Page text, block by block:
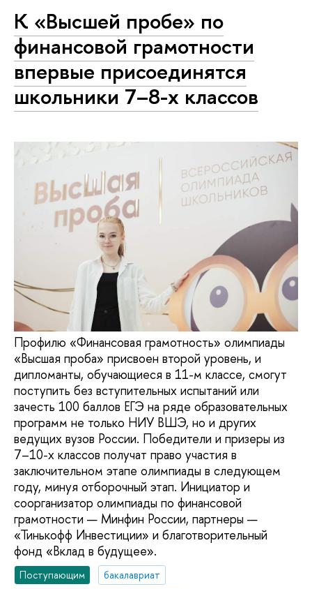
К «Высшей пробе» по
финансовой грамотности
впервые присоединятся
школьники 7–8-х классов
Профилю «Финансовая грамотность» олимпиады
«Высшая проба» присвоен второй уровень, и
дипломанты, обучающиеся в 11-м классе, смогут
поступить без вступительных испытаний или
зачесть 100 баллов ЕГЭ на ряде образовательных
программ не только НИУ ВШЭ, но и других
ведущих вузов России. Победители и призеры из
7–10-х классов получат право участия в
заключительном этапе олимпиады в следующем
году, минуя отборочный этап. Инициатор и
соорганизатор олимпиады по финансовой
грамотности — Минфин России, партнеры —
«Тинькофф Инвестиции» и благотворительный
фонд «Вклад в будущее».
Поступающим
бакалавриат